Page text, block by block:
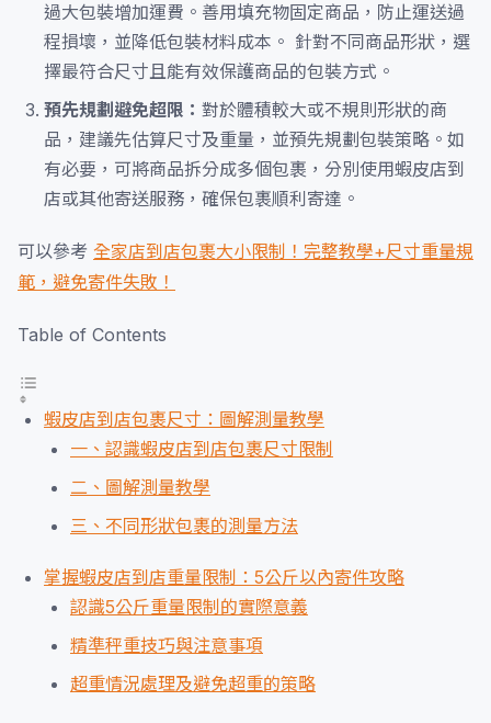
過大包裝增加運費。善用填充物固定商品，防止運送過
程損壞，並降低包裝材料成本。 針對不同商品形狀，選
擇最符合尺寸且能有效保護商品的包裝方式。
預先規劃避免超限： 對於體積較大或不規則形狀的商
品，建議先估算尺寸及重量，並預先規劃包裝策略。如
有必要，可將商品拆分成多個包裹，分別使用蝦皮店到
店或其他寄送服務，確保包裹順利寄達。
可以參考 全家店到店包裹大小限制！完整教學+尺寸重量規
範，避免寄件失敗！
Table of Contents
蝦皮店到店包裹尺寸：圖解測量教學
一、認識蝦皮店到店包裹尺寸限制
二、圖解測量教學
三、不同形狀包裹的測量方法
掌握蝦皮店到店重量限制：5公斤以內寄件攻略
認識5公斤重量限制的實際意義
精準秤重技巧與注意事項
超重情況處理及避免超重的策略